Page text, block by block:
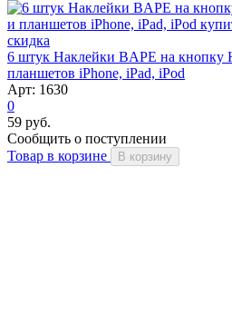
скидка
6 штук Наклейки BAPE на кнопку
планшетов iPhone, iPad, iPod
Арт: 1630
0
59 руб.
Сообщить о поступлении
Товар в корзине
В корзину